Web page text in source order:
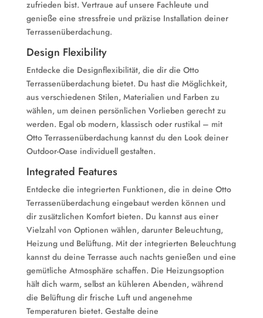
zufrieden bist. Vertraue auf unsere Fachleute und
genieße eine stressfreie und präzise Installation deiner
Terrassenüberdachung.
Design Flexibility
Entdecke die Designflexibilität, die dir die Otto
Terrassenüberdachung bietet. Du hast die Möglichkeit,
aus verschiedenen Stilen, Materialien und Farben zu
wählen, um deinen persönlichen Vorlieben gerecht zu
werden. Egal ob modern, klassisch oder rustikal – mit
Otto Terrassenüberdachung kannst du den Look deiner
Outdoor-Oase individuell gestalten.
Integrated Features
Entdecke die integrierten Funktionen, die in deine Otto
Terrassenüberdachung eingebaut werden können und
dir zusätzlichen Komfort bieten. Du kannst aus einer
Vielzahl von Optionen wählen, darunter Beleuchtung,
Heizung und Belüftung. Mit der integrierten Beleuchtung
kannst du deine Terrasse auch nachts genießen und eine
gemütliche Atmosphäre schaffen. Die Heizungsoption
hält dich warm, selbst an kühleren Abenden, während
die Belüftung dir frische Luft und angenehme
Temperaturen bietet. Gestalte deine